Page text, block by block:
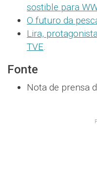
sostible para
O futuro da
Lira,
TVE
Fonte
Nota de prensa